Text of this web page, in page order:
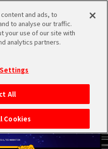
MEN
and ads, to
to analyse our traffic.
your use of our site with
analytics partners.
All
Cookies